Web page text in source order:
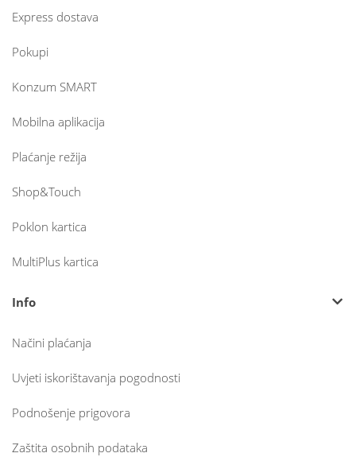
Express dostava
Pokupi
Konzum SMART
Mobilna aplikacija
Plaćanje režija
Shop&Touch
Poklon kartica
MultiPlus kartica
Info
Načini plaćanja
Uvjeti iskorištavanja pogodnosti
Podnošenje prigovora
Zaštita osobnih podataka